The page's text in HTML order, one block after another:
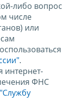
либо вопрос
числе
или
.
интернет-
ФНС
"Службу